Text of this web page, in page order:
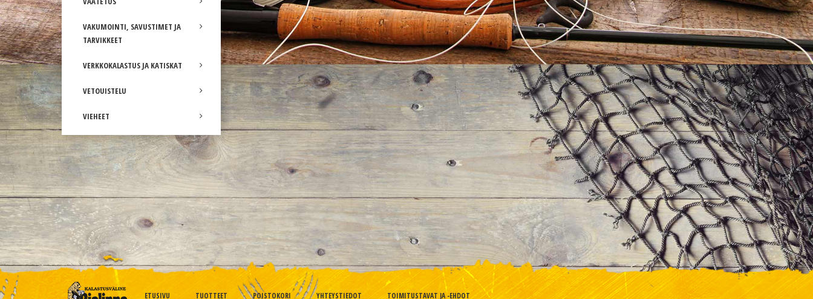
VAKUMOINTI, SAVUSTIMET JA
TARVIKKEET
VERKKOKALASTUS JA KATISKAT
VETOUISTELU
VIEHEET
ETUSIVU TUOTTEET POISTOKORI YHTEYSTIEDOT TOIMITUSTAVAT JA -EHDOT